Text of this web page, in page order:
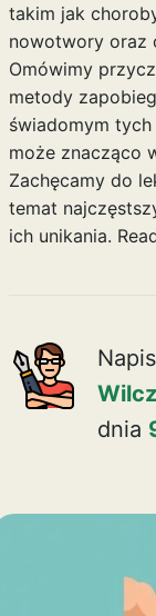
takim jak
nowotwory oraz
Omówimy
metody
świadomym
może znacząco
Zachęcamy do
temat
ich unikania.
dnia